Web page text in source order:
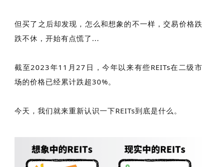
但买了之后却发现，怎么和想象的不一样，交易价格跌
跌不休，开始有点慌了...
截至2023年11月27日，今年以来有些REITs在二级市
场的价格已经累计跌超30%。
今天，我们就来重新认识一下REITs到底是什么。